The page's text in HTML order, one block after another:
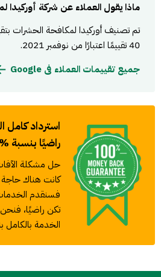
ماذا يقول العملاء عن شركة أوركيدا
40 تقييمًا اعتبارًا من نوفمبر 2021.
جميع تقييمات العملاء فى Google
استرداد كامل
راضيًا بنسبة %100.
حل مشكلة الآفات
كانت هناك حاجة
فسنقدم
تكن راضيًا،
الخدمة بالكامل